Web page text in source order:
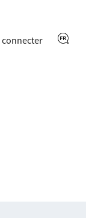
connecter